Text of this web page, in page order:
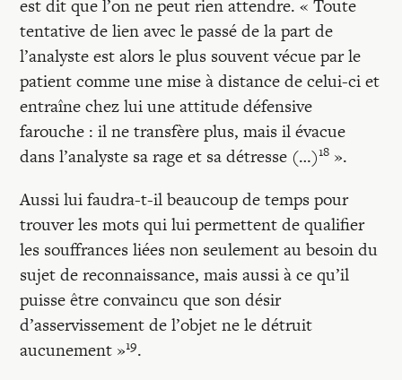
est dit que l’on ne peut rien attendre. « Toute
tentative de lien avec le passé de la part de
l’analyste est alors le plus souvent vécue par le
patient comme une mise à distance de celui-ci et
entraîne chez lui une attitude défensive
farouche : il ne transfère plus, mais il évacue
dans l’analyste sa rage et sa détresse (…)18 ».
Aussi lui faudra-t-il beaucoup de temps pour
trouver les mots qui lui permettent de qualifier
les souffrances liées non seulement au besoin du
sujet de reconnaissance, mais aussi à ce qu’il
puisse être convaincu que son désir
d’asservissement de l’objet ne le détruit
aucunement »19.